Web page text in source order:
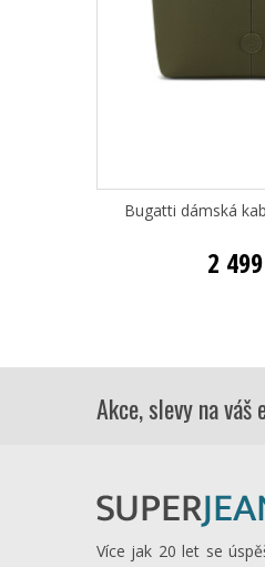
Bugatti dámská
2
Akce, slevy na váš
Více jak 20 let se